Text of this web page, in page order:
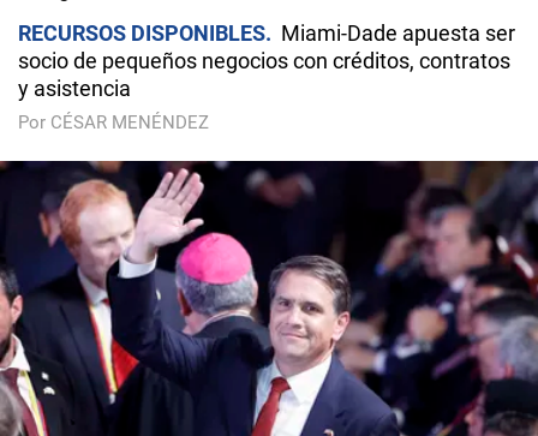
RECURSOS DISPONIBLES
Miami-Dade apuesta ser
socio de pequeños negocios con créditos, contratos
y asistencia
Por CÉSAR MENÉNDEZ